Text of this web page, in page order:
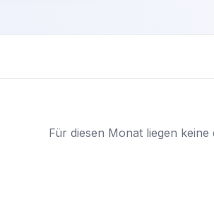
Für diesen Monat liegen